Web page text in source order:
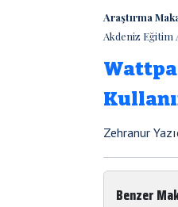
Araştırma
Akdeniz Eğitim
Zehranur
Benzer